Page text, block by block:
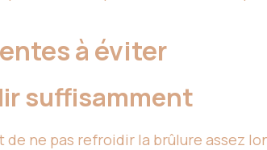
à éviter
suffisamment
de ne pas refroidir la brûlure assez